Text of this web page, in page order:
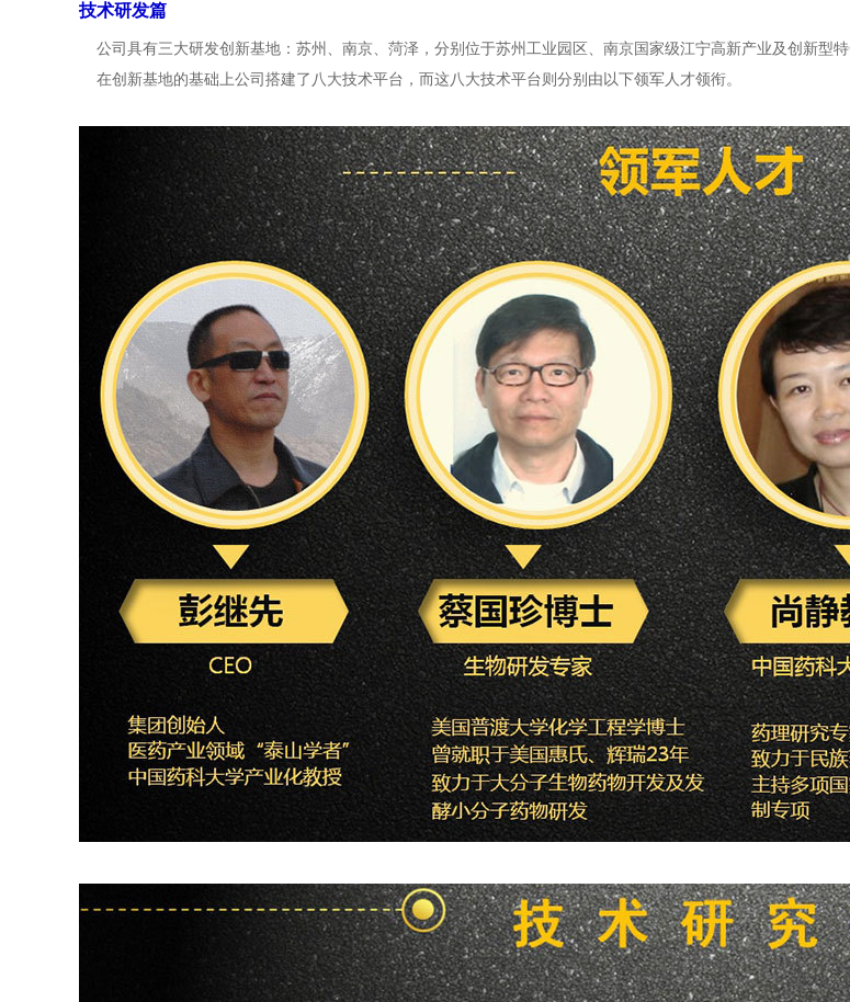
技术研发篇
公司具有三大研发创新基地：苏州、南京、菏泽，分别位于苏州工业园区、南京国家级江宁高新产业及创新型
在创新基地的基础上公司搭建了八大技术平台，而这八大技术平台则分别由以下领军人才领衔。